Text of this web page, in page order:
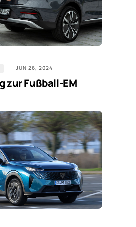
JUN 26, 2024
zur Fußball-EM